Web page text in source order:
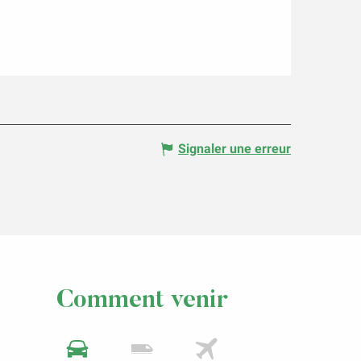
Signaler une erreur
Comment venir